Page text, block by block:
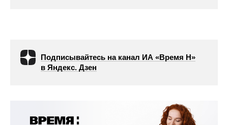
Подписывайтесь на канал ИА «Время Н»
в Яндекс. Дзен